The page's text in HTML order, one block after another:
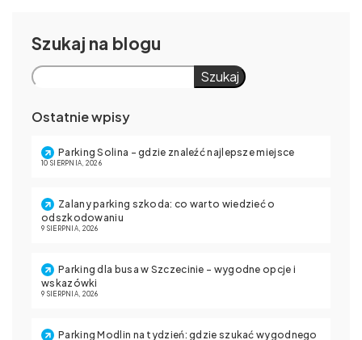
Szukaj
Szukaj
Ostatnie wpisy
Parking Solina – gdzie znaleźć najlepsze miejsce
10 SIERPNIA, 2026
Zalany parking szkoda: co warto wiedzieć o
odszkodowaniu
9 SIERPNIA, 2026
Parking dla busa w Szczecinie – wygodne opcje i
wskazówki
9 SIERPNIA, 2026
Parking Modlin na tydzień: gdzie szukać wygodnego